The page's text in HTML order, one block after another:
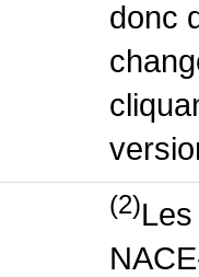
donc
(2)